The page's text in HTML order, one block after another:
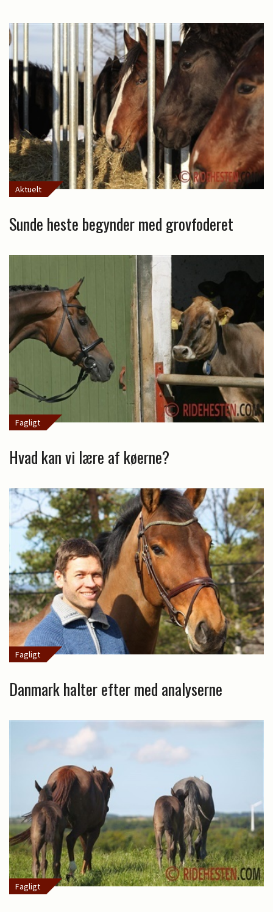
Aktuelt
Sunde heste begynder med grovfoderet
Fagligt
Hvad kan vi lære af køerne?
Fagligt
Danmark halter efter med analyserne
Fagligt